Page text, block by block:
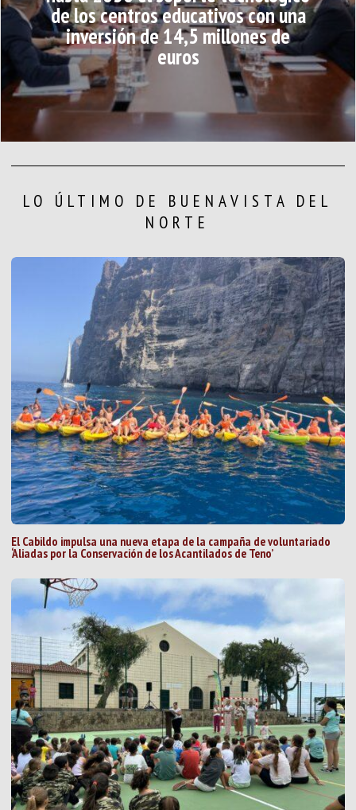
de los centros educativos con una
inversión de 14,5 millones de
euros
LO ÚLTIMO DE BUENAVISTA DEL
NORTE
El Cabildo impulsa una nueva etapa de la campaña de voluntariado
‘Aliadas por la Conservación de los Acantilados de Teno’